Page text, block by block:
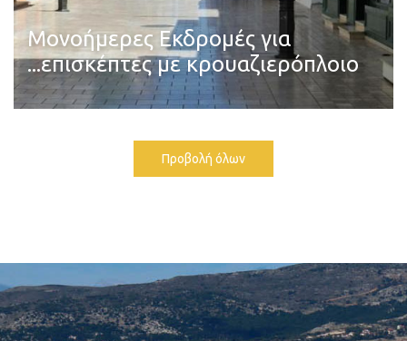
Μονοήμερες Εκδρομές για
...επισκέπτες με κρουαζιερόπλοιο
Προβολή όλων
Κεφαλονιά και η Ιθάκη - Cloned